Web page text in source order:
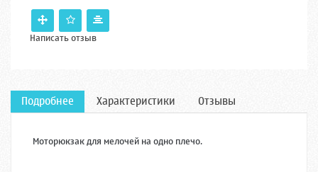
Написать отзыв
Подробнее Характеристики Отзывы
Моторюкзак для мелочей на одно плечо.